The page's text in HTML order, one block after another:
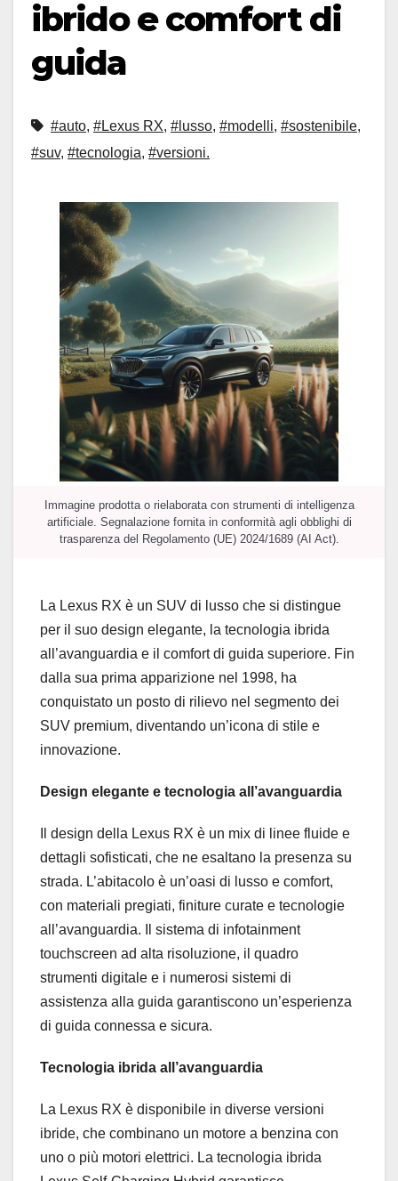
ibrido e comfort di
guida
#auto, #Lexus RX, #lusso, #modelli, #sostenibile,
#suv, #tecnologia, #versioni.
Immagine prodotta o rielaborata con strumenti di intelligenza
artificiale. Segnalazione fornita in conformità agli obblighi di
trasparenza del Regolamento (UE) 2024/1689 (AI Act).
La Lexus RX è un SUV di lusso che si distingue
per il suo design elegante, la tecnologia ibrida
all’avanguardia e il comfort di guida superiore. Fin
dalla sua prima apparizione nel 1998, ha
conquistato un posto di rilievo nel segmento dei
SUV premium, diventando un’icona di stile e
innovazione.
Design elegante e tecnologia all’avanguardia
Il design della Lexus RX è un mix di linee fluide e
dettagli sofisticati, che ne esaltano la presenza su
strada. L’abitacolo è un’oasi di lusso e comfort,
con materiali pregiati, finiture curate e tecnologie
all’avanguardia. Il sistema di infotainment
touchscreen ad alta risoluzione, il quadro
strumenti digitale e i numerosi sistemi di
assistenza alla guida garantiscono un’esperienza
di guida connessa e sicura.
Tecnologia ibrida all’avanguardia
La Lexus RX è disponibile in diverse versioni
ibride, che combinano un motore a benzina con
uno o più motori elettrici. La tecnologia ibrida